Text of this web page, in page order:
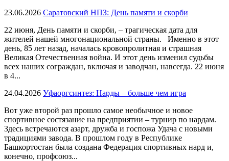
23.06.2026 Саратовский НПЗ: День памяти и скорби
22 июня, День памяти и скорби, – трагическая дата для
жителей нашей многонациональной страны. Именно в этот
день, 85 лет назад, началась кровопролитная и страшная
Великая Отечественная война. И этот день изменил судьбы
всех наших сограждан, включая и заводчан, навсегда. 22 июня
в 4...
24.04.2026 Уфаоргсинтез: Нарды – больше чем игра
Вот уже второй раз прошло самое необычное и новое
спортивное состязание на предприятии – турнир по нардам.
Здесь встречаются азарт, дружба и госпожа Удача с новыми
традициями завода. В прошлом году в Республике
Башкортостан была создана Федерация спортивных нард и,
конечно, профсоюз...